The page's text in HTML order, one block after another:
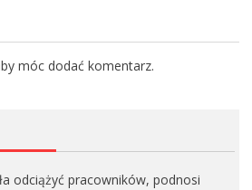
móc dodać komentarz.
odciążyć pracowników, podnosi